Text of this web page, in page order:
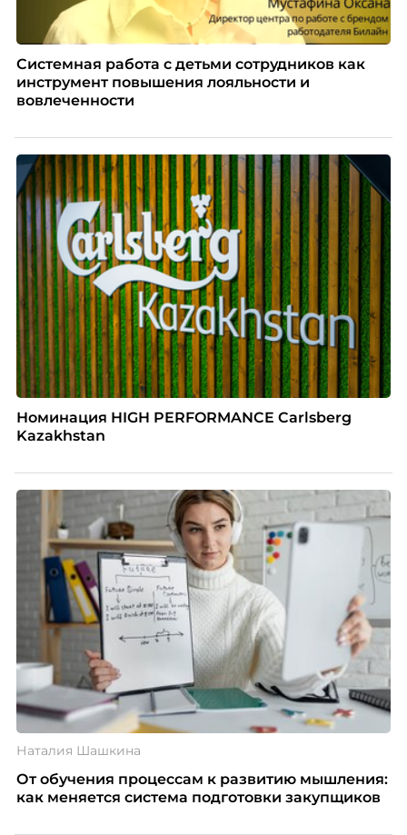
Системная работа с детьми сотрудников как
инструмент повышения лояльности и
вовлеченности
Номинация HIGH PERFORMANCE Carlsberg
Kazakhstan
Наталия Шашкина
От обучения процессам к развитию мышления:
как меняется система подготовки закупщиков